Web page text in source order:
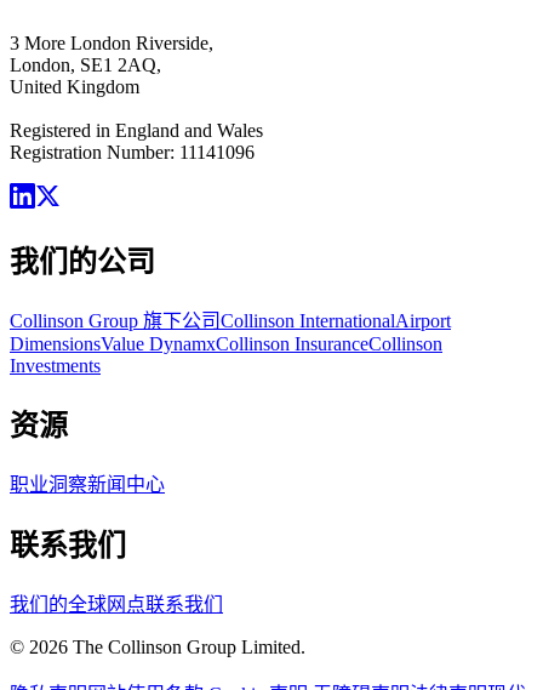
3 More London Riverside,
London, SE1 2AQ,
United Kingdom
Registered in England and Wales
Registration Number: 11141096
我们的公司
Collinson Group 旗下公司Collinson InternationalAirport
DimensionsValue DynamxCollinson InsuranceCollinson
Investments
资源
职业洞察新闻中心
联系我们
我们的全球网点联系我们
© 2026 The Collinson Group Limited.